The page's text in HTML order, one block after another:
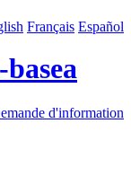
Français Español
d'information